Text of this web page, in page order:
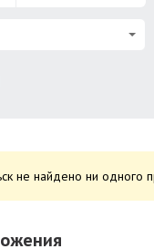
не найдено ни одного